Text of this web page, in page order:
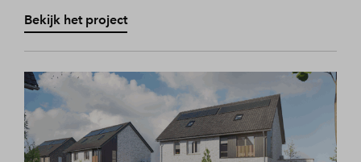
Bekijk het project